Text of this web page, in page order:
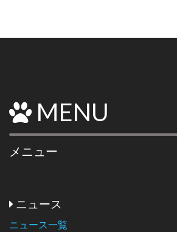
MENU
メニュー
ニュース
ニュース一覧